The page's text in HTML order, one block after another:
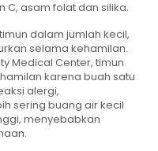
C, asam folat dan silika.
dalam jumlah kecil,
selama kehamilan.
Medical Center, timun
karena buah satu
alergi,
sering buang air kecil
menyebabkan